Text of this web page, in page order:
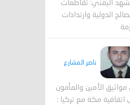
اليمني: تقاطعات
الدولية وارتدادات
ناصر المشارع
الأمين والمأمون
اتفاقية مكة مع تركيا :